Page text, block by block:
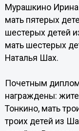
Мурашкино
мать пятерых
шестерых детей
мать шестерых
Наталья Шах.
Почетным
награждены:
Тонкино, мать
троих детей из